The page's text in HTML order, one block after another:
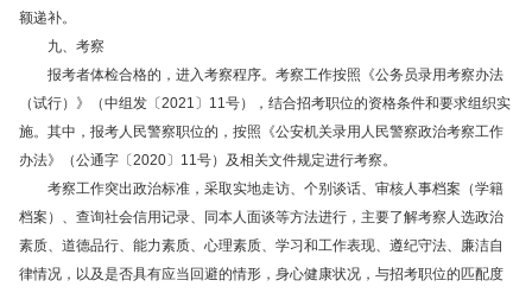
额递补。
九、考察
报考者体检合格的，进入考察程序。考察工作按照《公务员录用考察办法
（试行）》（中组发〔2021〕11号），结合招考职位的资格条件和要求组织实
施。其中，报考人民警察职位的，按照《公安机关录用人民警察政治考察工作
办法》（公通字〔2020〕11号）及相关文件规定进行考察。
考察工作突出政治标准，采取实地走访、个别谈话、审核人事档案（学籍
档案）、查询社会信用记录、同本人面谈等方法进行，主要了解考察人选政治
素质、道德品行、能力素质、心理素质、学习和工作表现、遵纪守法、廉洁自
律情况，以及是否具有应当回避的情形，身心健康状况，与招考职位的匹配度